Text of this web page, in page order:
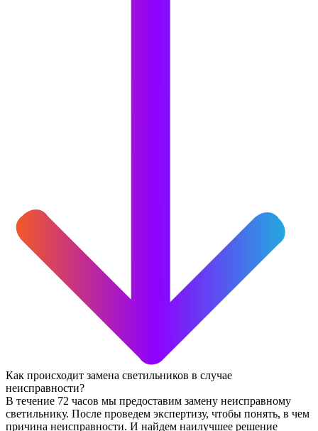
Как происходит замена светильников в случае
неисправности?
В течение 72 часов мы предоставим замену неисправному
светильнику. После проведем экспертизу, чтобы понять, в чем
причина неисправности. И найдем наилучшее решение